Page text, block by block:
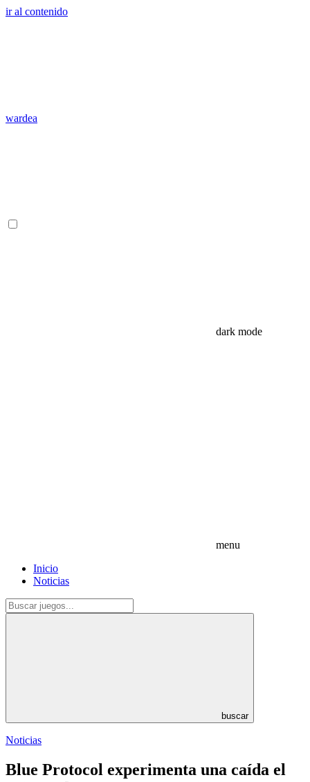
ir al contenido
wardea
dark mode
menu
Inicio
Noticias
buscar
Noticias
Blue Protocol experimenta una caída el